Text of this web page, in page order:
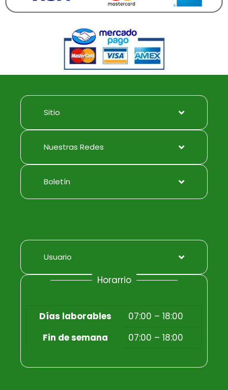
Sitio
Nuestras Redes
Boletín
Usuario
Horarrio
Días laborables
07:00 – 18:00
Fin de semana
07:00 – 18:00